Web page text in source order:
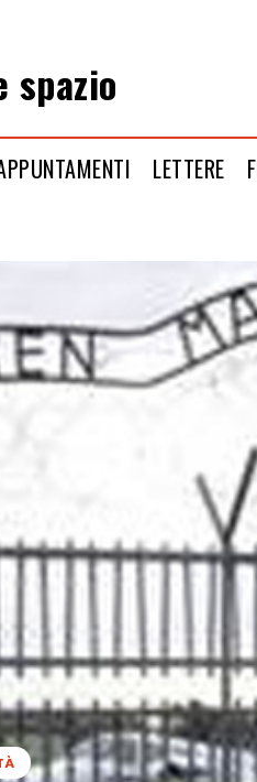
LETTERE